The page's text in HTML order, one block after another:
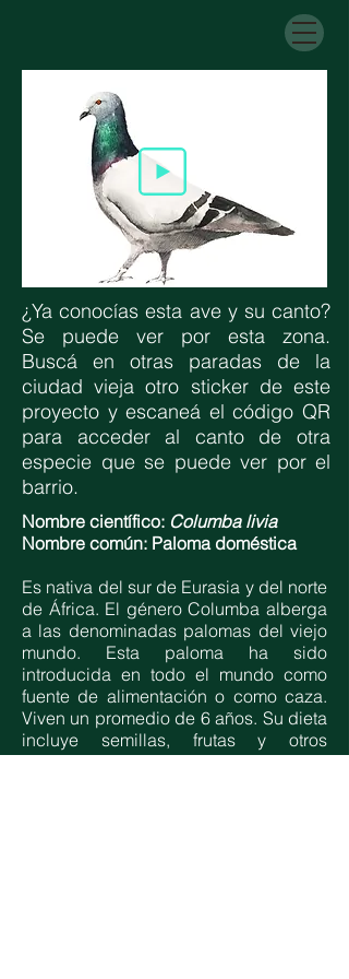
¿Ya conocías esta ave y su canto?
Se puede ver por esta zona.
Buscá en otras paradas de la
ciudad vieja otro sticker de este
proyecto y escaneá el código QR
para acceder al canto de otra
especie que se puede ver por el
barrio.
Nombre científico: Columba livia
Nombre común: Paloma doméstica
Es nativa del sur de Eurasia y del norte
de África. El género Columba alberga
a las denominadas palomas del viejo
mundo. Esta paloma ha sido
introducida en todo el mundo como
fuente de alimentación o como caza.
Viven un promedio de 6 años. Su dieta
incluye semillas, frutas y otros
vegetales. Merodea basurales y